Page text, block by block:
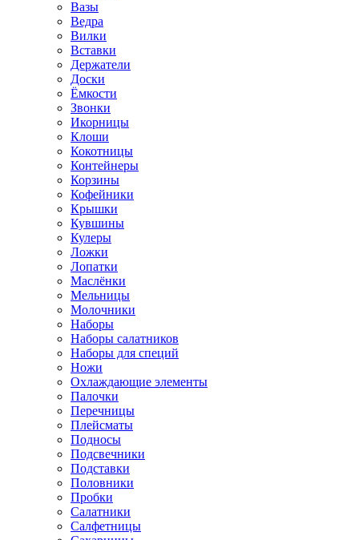
Вазы
Ведра
Вилки
Вставки
Держатели
Доски
Ёмкости
Звонки
Икорницы
Клоши
Кокотницы
Контейнеры
Корзины
Кофейники
Крышки
Кувшины
Кулеры
Ложки
Лопатки
Маслёнки
Мельницы
Молочники
Наборы
Наборы салатников
Наборы для специй
Ножи
Охлаждающие элементы
Палочки
Перечницы
Плейсматы
Подносы
Подсвечники
Подставки
Половники
Пробки
Салатники
Салфетницы